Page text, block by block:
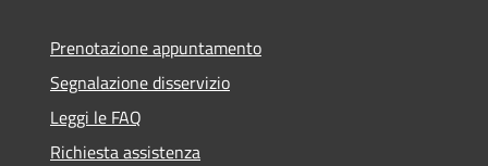
Prenotazione appuntamento
Segnalazione disservizio
Leggi le FAQ
Richiesta assistenza